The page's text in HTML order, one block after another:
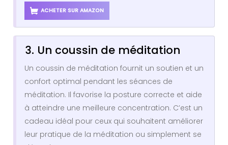
ACHETER SUR AMAZON
3. Un coussin de méditation
Un coussin de méditation fournit un soutien et un
confort optimal pendant les séances de
méditation. Il favorise la posture correcte et aide
à atteindre une meilleure concentration. C’est un
cadeau idéal pour ceux qui souhaitent améliorer
leur pratique de la méditation ou simplement se